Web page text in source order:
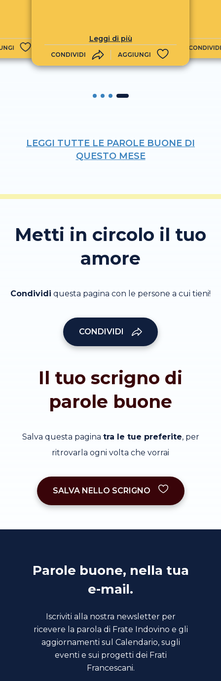
Leggi di più
CONDIVIDI AGGIUNGI
CONDIVIDI
LEGGI TUTTE LE PAROLE BUONE DI
QUESTO MESE
Metti in circolo il tuo
amore
Condividi questa pagina con le persone a cui tieni!
CONDIVIDI
Il tuo scrigno di
parole buone
Salva questa pagina tra le tue preferite, per
ritrovarla ogni volta che vorrai
SALVA NELLO SCRIGNO
Parole buone, nella tua
e-mail.
Iscriviti alla nostra newsletter per
ricevere la parola di Frate Indovino e gli
aggiornamenti sul Calendario, sugli
eventi e sui progetti dei Frati
Francescani.